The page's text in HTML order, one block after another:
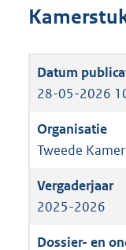
28-05-2026
Tweede
2025-2026